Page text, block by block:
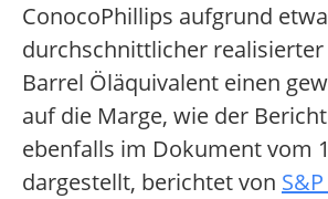
ConocoPhillips aufgrund
durchschnittlicher realisierter
Barrel Öläquivalent einen
auf die Marge, wie der
ebenfalls im Dokument vom
dargestellt, berichtet von